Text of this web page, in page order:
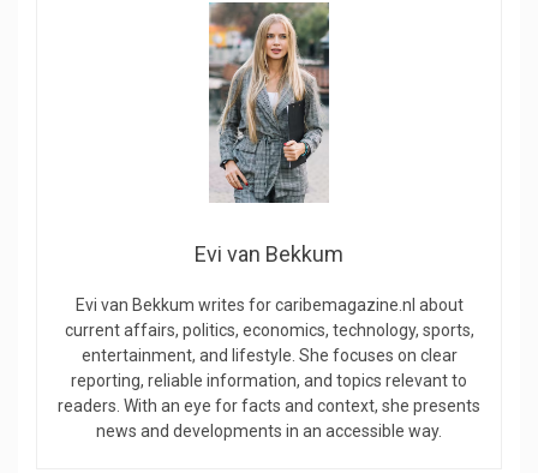
Evi van Bekkum
Evi van Bekkum writes for caribemagazine.nl about
current affairs, politics, economics, technology, sports,
entertainment, and lifestyle. She focuses on clear
reporting, reliable information, and topics relevant to
readers. With an eye for facts and context, she presents
news and developments in an accessible way.